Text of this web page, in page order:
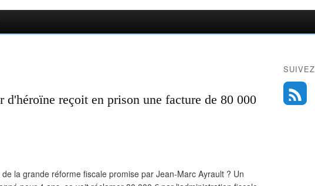
d'héroïne reçoit en prison une facture de 80 000
la grande réforme fiscale promise par Jean-Marc Ayrault ? Un